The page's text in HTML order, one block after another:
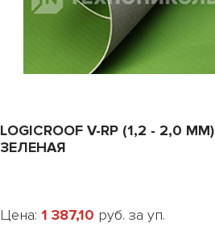
LOGICROOF V-RP (1,2 - 2,0 ММ)
ЗЕЛЕНАЯ
Цена: 1 387,10 руб. за уп.